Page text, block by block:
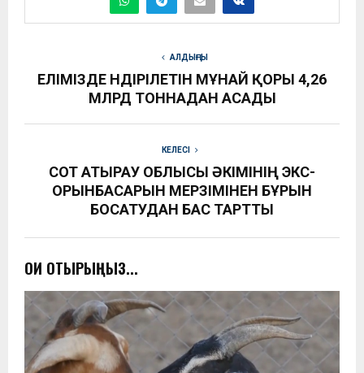
АЛДЫҢҒЫ
ЕЛІМІЗДЕ ӨНДІРІЛЕТІН МҰНАЙ ҚОРЫ 4,26
МЛРД ТОННАДАН АСАДЫ
КЕЛЕСІ
СОТ АТЫРАУ ОБЛЫСЫ ӘКІМІНІҢ ЭКС-
ОРЫНБАСАРЫН МЕРЗІМІНЕН БҰРЫН
БОСАТУДАН БАС ТАРТТЫ
ОҚИ ОТЫРЫҢЫЗ...